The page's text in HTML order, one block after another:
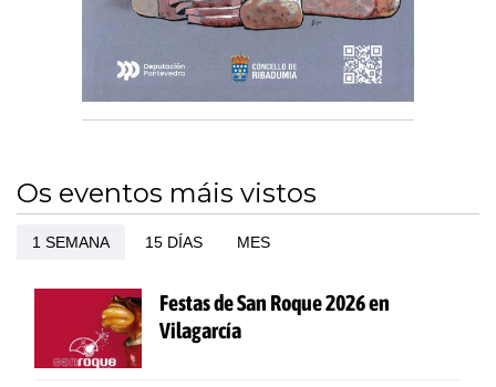
Os eventos máis vistos
1 SEMANA 15 DÍAS MES
Festas de San Roque 2026 en
Vilagarcía